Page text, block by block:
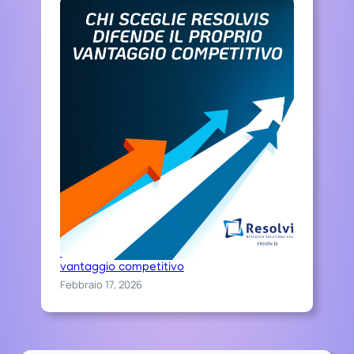
T
A
.
Chi sceglie Resolvis difende il proprio
vantaggio competitivo
Febbraio 17, 2026